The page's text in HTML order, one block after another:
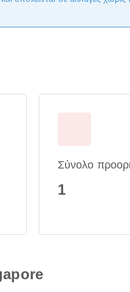
Σύνολο
1